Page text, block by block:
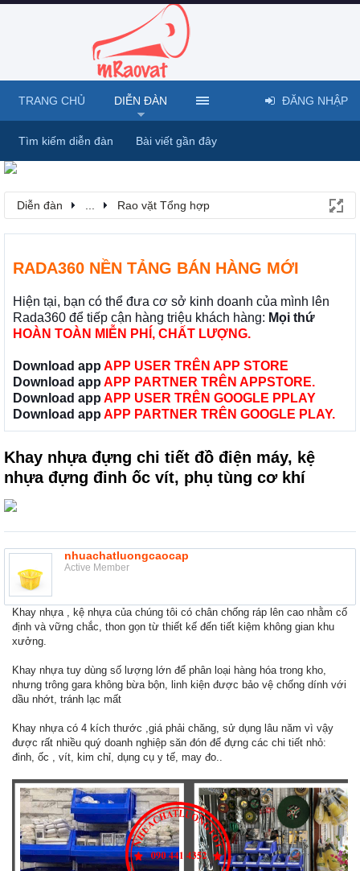
Diễn đàn Rao vặt Tổng hợp
RADA360 NỀN TẢNG BÁN HÀNG MỚI
Hiện tại, bạn có thể đưa cơ sở kinh doanh của mình lên
Rada360 để tiếp cận hàng triệu khách hàng: Mọi thứ
HOÀN TOÀN MIỄN PHÍ, CHẤT LƯỢNG.
Download app APP USER TRÊN APP STORE
Download app APP PARTNER TRÊN APPSTORE.
Download app APP USER TRÊN GOOGLE PPLAY
Download app APP PARTNER TRÊN GOOGLE PLAY.
Khay nhựa đựng chi tiết đồ điện máy, kệ
nhựa đựng đinh ốc vít, phụ tùng cơ khí
nhuachatluongcaocap
Active Member
Khay nhựa , kệ nhựa của chúng tôi có chân chống ráp lên cao nhằm cố
định và vững chắc, thon gọn từ thiết kế đến tiết kiệm không gian khu
xưởng.
Khay nhựa tuy dùng số lượng lớn để phân loại hàng hóa trong kho,
nhưng trông gara không bừa bộn, linh kiện được bảo vệ chống dính với
dầu nhớt, tránh lạc mất
Khay nhựa có 4 kích thước ,giá phải chăng, sử dụng lâu năm vì vậy
được rất nhiều quý doanh nghiệp săn đón để đựng các chi tiết nhỏ:
đinh, ốc , vít, kim chỉ, dụng cụ y tế, may đo..
TRANG CHỦ DIỄN ĐÀN
Tìm kiếm diễn đàn Bài viết gần đây
ĐĂNG NHẬP